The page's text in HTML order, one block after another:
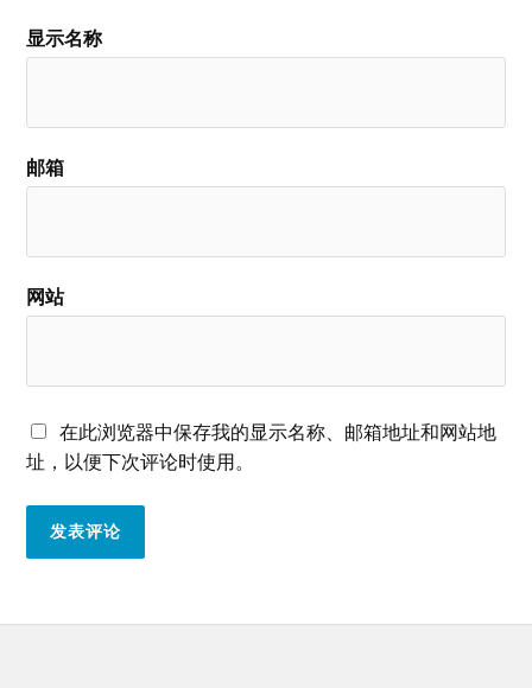
显示名称
邮箱
网站
在此浏览器中保存我的显示名称、邮箱地址和网站地
址，以便下次评论时使用。